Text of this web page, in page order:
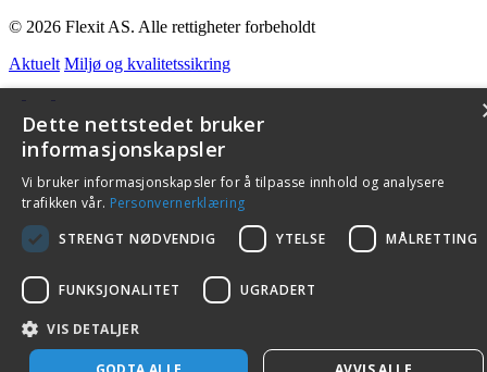
© 2026 Flexit AS. Alle rettigheter forbeholdt
Aktuelt Miljø og kvalitetssikring
Dette nettstedet bruker
informasjonskapsler
Vi bruker informasjonskapsler for å tilpasse innhold og analysere
trafikken vår. Personvernerklæring
STRENGT NØDVENDIG
YTELSE MÅLRETTING
FUNKSJONALITET UGRADERT
VIS DETALJER